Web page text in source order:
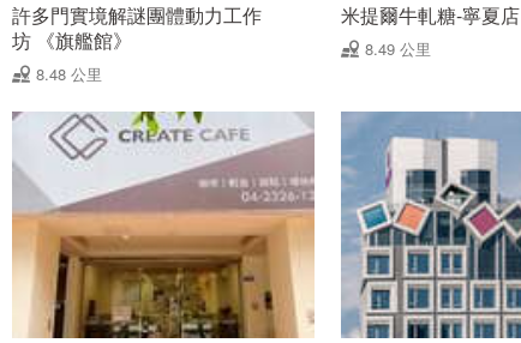
許多門實境解謎團體動力工作
坊 《旗艦館》
8.48 公里
米提爾牛軋糖-寧夏店
8.49 公里